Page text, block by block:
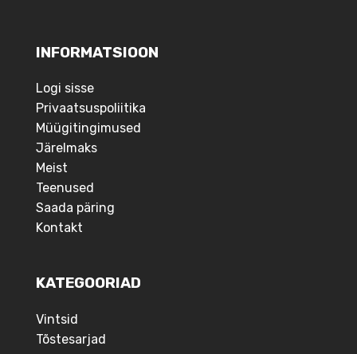
INFORMATSIOON
Logi sisse
Privaatsuspoliitika
Müügitingimused
Järelmaks
Meist
Teenused
Saada päring
Kontakt
KATEGOORIAD
Vintsid
Tõstesarjad